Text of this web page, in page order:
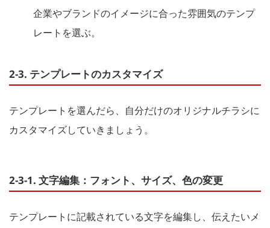
企業やブランドのイメージに合った雰囲気のテンプ
レートを選ぶ。
2-3. テンプレートのカスタマイズ
テンプレートを選んだら、自分だけのオリジナルチラシに
カスタマイズしていきましょう。
2-3-1. 文字編集：フォント、サイズ、色の変更
テンプレートに記載されている文字を編集し、伝えたいメ